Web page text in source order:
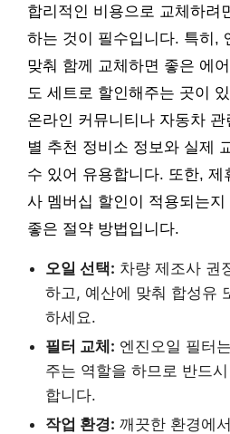
합리적인 비용으로 교체하려
하는 것이 필수입니다. 특히,
맞춰 함께 교체하면 좋은 에
도 세트로 할인해주는 곳이
온라인 커뮤니티나 자동차
별 추천 정비소 정보와 실제
수 있어 유용합니다. 또한, 제
사 멤버십 할인이 적용되는
좋은 절약 방법입니다.
오일 선택: 차량 제조사 권
하고, 예산에 맞춰 합성유
하세요.
필터 교체: 엔진오일 필터
주는 역할을 하므로 반드
합니다.
작업 환경: 깨끗한 환경에